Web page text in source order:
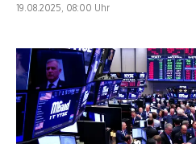
19.08.2025, 08:00 Uhr